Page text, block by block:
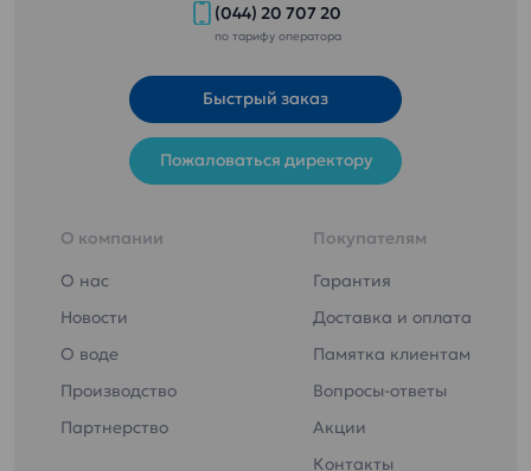
(044) 20 707 20
по тарифу оператора
Быстрый заказ
Пожаловаться директору
О компании
О нас
Новости
О воде
Производство
Партнерство
Покупателям
Гарантия
Доставка и оплата
Памятка клиентам
Вопросы-ответы
Акции
Контакты